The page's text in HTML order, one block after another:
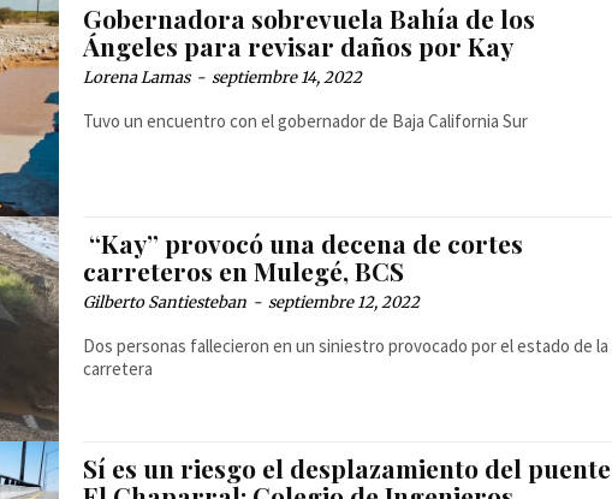
Gobernadora sobrevuela Bahía de los
Ángeles para revisar daños por Kay
Lorena Lamas - septiembre 14, 2022
Tuvo un encuentro con el gobernador de Baja California Sur
“Kay” provocó una decena de cortes
carreteros en Mulegé, BCS
Gilberto Santiesteban - septiembre 12, 2022
Dos personas fallecieron en un siniestro provocado por el estado de la
carretera
Sí es un riesgo el desplazamiento del puente